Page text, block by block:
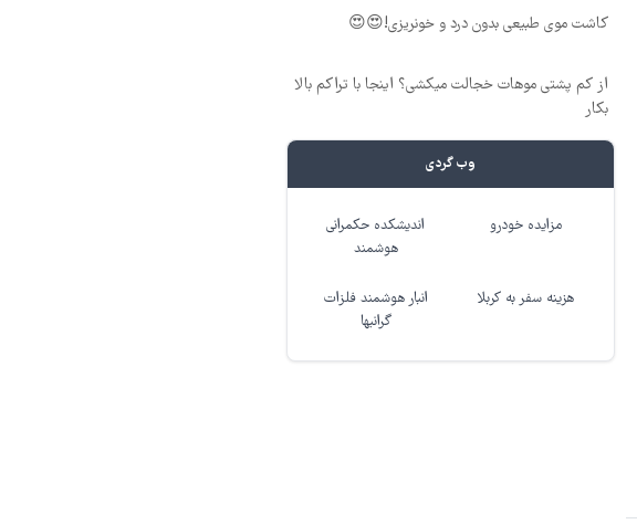
کاشت موی طبیعی بدون درد و خونریزی!😍😍
از کم پشتی موهات خجالت میکشی؟ اینجا با تراکم بالا
بکار
وب گردی
مزایده خودرو
اندیشکده حکمرانی
هوشمند
هزینه سفر به کربلا
انبار هوشمند فلزات
گرانبها